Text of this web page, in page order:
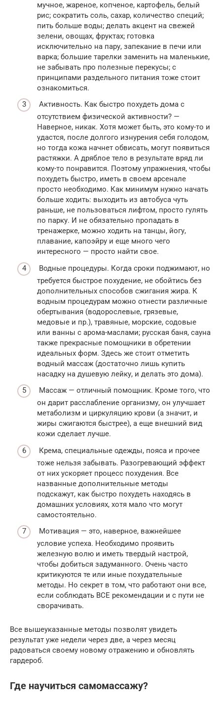
мучное, жареное, копченое, картофель, белый
рис; сократить соль, сахар, количество специй;
пить больше воды; делать акцент на свежей
зелени, овощах, фруктах; готовка
исключительно на пару, запекание в печи или
варка; большие тарелки заменить на маленькие,
не забывать про полезные перекусы; с
принципами раздельного питания тоже стоит
ознакомиться.
Активность. Как быстро похудеть дома с
отсутствием физической активности? —
Наверное, никак. Хотя может быть, это кому-то и
удастся, после долгого изнурения себя голодом,
но тогда кожа начнет обвисать, могут появиться
растяжки. А дряблое тело в результате вряд ли
кому-то понравится. Поэтому упражнения, чтобы
похудеть быстро, иметь в своем арсенале
просто необходимо. Как минимум нужно начать
больше ходить: выходить из автобуса чуть
раньше, не пользоваться лифтом, просто гулять
по парку. И не обязательно пропадать в
тренажерке, можно ходить на танцы, йогу,
плавание, капоэйру и еще много чего
интересного — просто найти свое.
Водные процедуры. Когда сроки поджимают, но
требуется быстрое похудение, не обойтись без
дополнительных способов сжигания жира. К
водным процедурам можно отнести различные
обертывания (водорослевые, грязевые,
медовые и пр.), травяные, морские, содовые
или ванны с арома-маслами; русская баня, сауна
также прекрасные помощники в обретении
идеальных форм. Здесь же стоит отметить
водный массаж (достаточно лишь купить
насадку на душевую лейку, и делать это дома).
Массаж — отличный помощник. Кроме того, что
он дарит расслабление организму, он улучшает
метаболизм и циркуляцию крови (а значит, и
жиры сжигаются быстрее), а еще внешний вид
кожи сделает лучше.
Крема, специальные одежды, пояса и прочее
тоже нельзя забывать. Разогревающий эффект
от них ускоряет процесс похудения. Все
названные дополнительные методы
подскажут, как быстро похудеть находясь в
домашних условиях, хотя мало что могут
самостоятельно.
Мотивация — это, наверное, важнейшее
условие успеха. Необходимо проявить
железную волю и иметь твердый настрой,
чтобы добиться задуманного. Очень часто
критикуются те или иные похудательные
методы. Но секрет в том, что работают они все,
если соблюдать ВСЕ рекомендации и с пути не
сворачивать.
Все вышеуказанные методы позволят увидеть
результат уже недели через две, а через месяц
радоваться своему новому отражению и обновлять
гардероб.
Где научиться самомассажу?